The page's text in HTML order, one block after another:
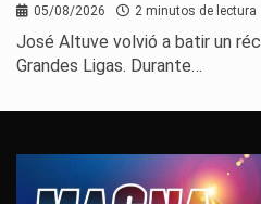
05/08/2026 2 minutos de lectura
José Altuve volvió a batir un
Grandes Ligas. Durante…